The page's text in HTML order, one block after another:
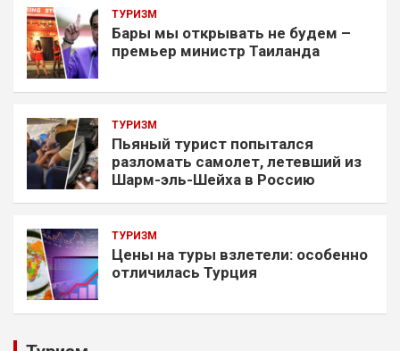
ТУРИЗМ
Бары мы открывать не будем –
премьер министр Таиланда
ТУРИЗМ
Пьяный турист попытался
разломать самолет, летевший из
Шарм-эль-Шейха в Россию
ТУРИЗМ
Цены на туры взлетели: особенно
отличилась Турция